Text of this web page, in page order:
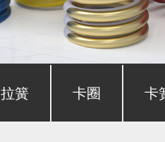
拉簧 卡圈 卡